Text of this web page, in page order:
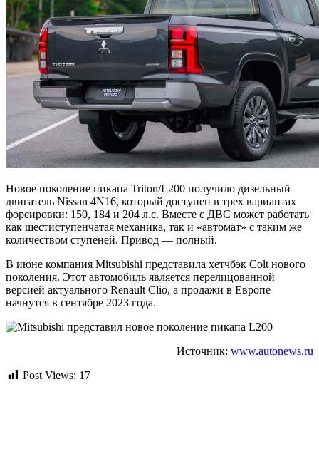
Новое поколение пикапа Triton/L200 получило дизельный
двигатель Nissan 4N16, который доступен в трех вариантах
форсировки: 150, 184 и 204 л.с. Вместе с ДВС может работать
как шестиступенчатая механика, так и «автомат» с таким же
количеством ступеней. Привод — полный.
В июне компания Mitsubishi представила хетчбэк Colt нового
поколения. Этот автомобиль является перелицованной
версией актуального Renault Clio, а продажи в Европе
начнутся в сентябре 2023 года.
Источник: www.autonews.ru
Post Views: 17